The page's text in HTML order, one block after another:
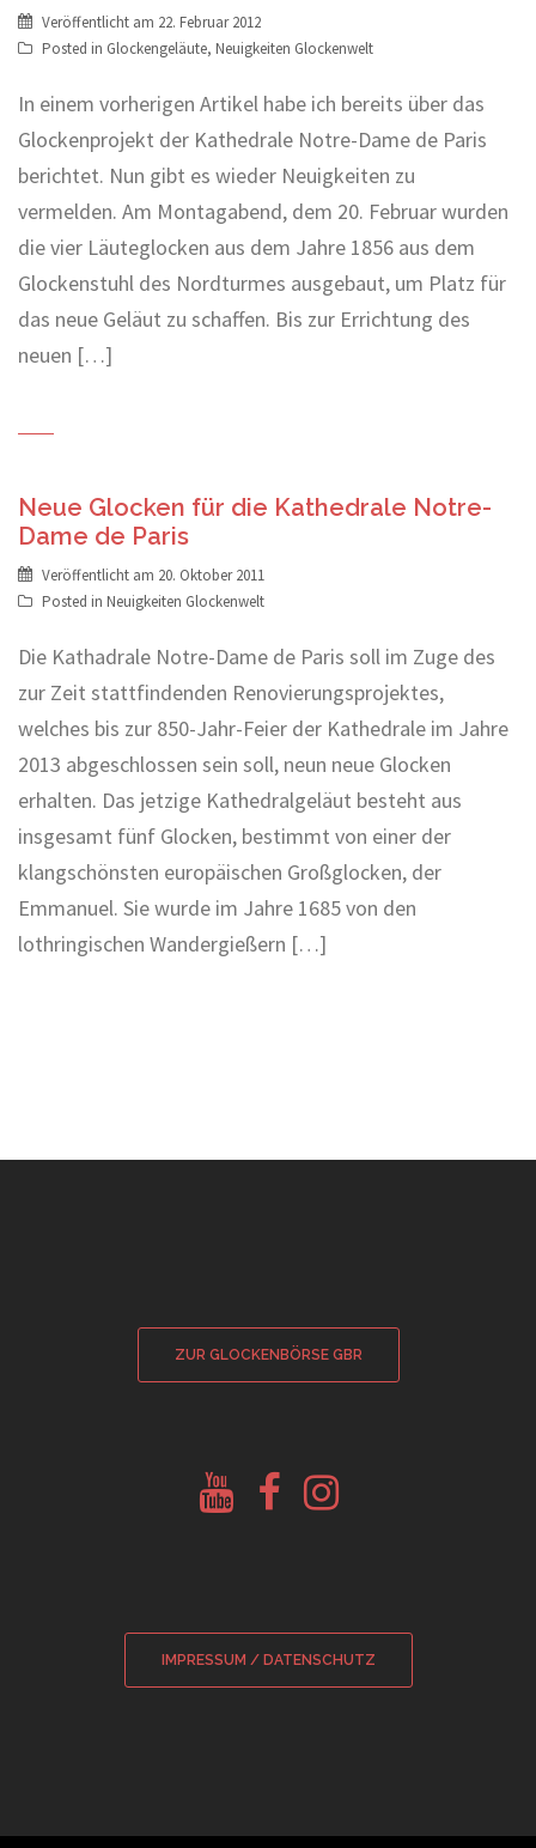
Veröffentlicht am 22. Februar 2012
Posted in Glockengeläute, Neuigkeiten Glockenwelt
In einem vorherigen Artikel habe ich bereits über das
Glockenprojekt der Kathedrale Notre-Dame de Paris
berichtet. Nun gibt es wieder Neuigkeiten zu
vermelden. Am Montagabend, dem 20. Februar wurden
die vier Läuteglocken aus dem Jahre 1856 aus dem
Glockenstuhl des Nordturmes ausgebaut, um Platz für
das neue Geläut zu schaffen. Bis zur Errichtung des
neuen […]
Neue Glocken für die Kathedrale Notre-
Dame de Paris
Veröffentlicht am 20. Oktober 2011
Posted in Neuigkeiten Glockenwelt
Die Kathadrale Notre-Dame de Paris soll im Zuge des
zur Zeit stattfindenden Renovierungsprojektes,
welches bis zur 850-Jahr-Feier der Kathedrale im Jahre
2013 abgeschlossen sein soll, neun neue Glocken
erhalten. Das jetzige Kathedralgeläut besteht aus
insgesamt fünf Glocken, bestimmt von einer der
klangschönsten europäischen Großglocken, der
Emmanuel. Sie wurde im Jahre 1685 von den
lothringischen Wandergießern […]
ZUR GLOCKENBÖRSE GBR
Youtube
Glockenberatung
Facebook
Glockenbörse
Instagram
Glockenbörse
IMPRESSUM / DATENSCHUTZ